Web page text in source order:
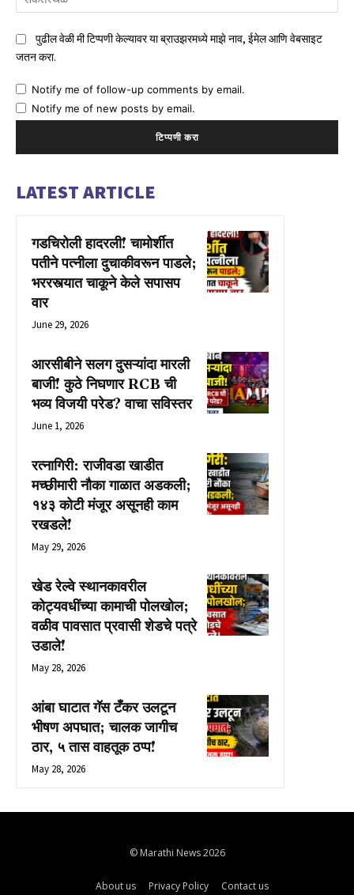
पुढील वेळी मी टिप्पणी केल्यावर या ब्राउझरमध्ये माझे नाव, ईमेल आणि वेबसाइट
जतन करा.
Notify me of follow-up comments by email.
Notify me of new posts by email.
LATEST ARTICLE
गडचिरोली हादरली! चामोर्शीत
पतीने पत्नीला दुचाकीवरून पाडले;
भररस्त्यात चाकूने केले सपासप
वार
June 29, 2026
आरसीबीने सलग दुसऱ्यांदा मारली
बाजी! कुठे निघणार RCB ची
भव्य विजयी परेड? वाचा सविस्तर
June 1, 2026
रत्नागिरी: राजीवडा खाडीत
मच्छीमारी नौका गाळात अडकली;
१४३ कोटी मंजूर असूनही काम
रखडले!
May 29, 2026
खेड रेल्वे स्थानकावरील
कोट्यवधींच्या कामाची पोलखोल;
वळीव पावसात प्रवासी शेडचे पत्रे
उडाले!
May 28, 2026
आंबा घाटात गॅस टँकर उलटून
भीषण अपघात; चालक जागीच
ठार, ५ तास वाहतूक ठप्प!
May 28, 2026
© Marathi News 2026
About us Privacy Policy Contact us